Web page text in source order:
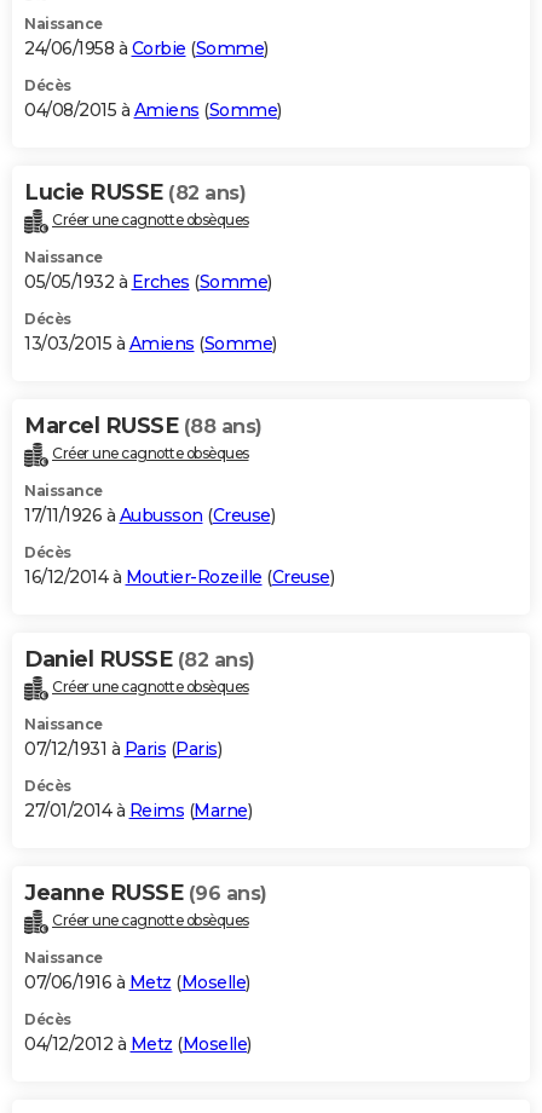
Naissance
24/06/1958 à Corbie (Somme)
Décès
04/08/2015 à Amiens (Somme)
Lucie RUSSE (82 ans)
Créer une cagnotte obsèques
Naissance
05/05/1932 à Erches (Somme)
Décès
13/03/2015 à Amiens (Somme)
Marcel RUSSE (88 ans)
Créer une cagnotte obsèques
Naissance
17/11/1926 à Aubusson (Creuse)
Décès
16/12/2014 à Moutier-Rozeille (Creuse)
Daniel RUSSE (82 ans)
Créer une cagnotte obsèques
Naissance
07/12/1931 à Paris (Paris)
Décès
27/01/2014 à Reims (Marne)
Jeanne RUSSE (96 ans)
Créer une cagnotte obsèques
Naissance
07/06/1916 à Metz (Moselle)
Décès
04/12/2012 à Metz (Moselle)